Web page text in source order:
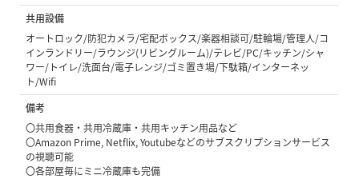
共用設備
オートロック/防犯カメラ/宅配ボックス/楽器相談可/駐輪場/管理人/コ
インランドリー/ラウンジ(リビングルーム)/テレビ/PC/キッチン/シャ
ワー/トイレ/洗面台/電子レンジ/ゴミ置き場/下駄箱/インターネッ
ト/Wifi
備考
〇共用食器・共用冷蔵庫・共用キッチン用品など
〇Amazon Prime, Netflix, Youtubeなどのサブスクリプションサービス
の視聴可能
〇各部屋毎にミニ冷蔵庫も完備